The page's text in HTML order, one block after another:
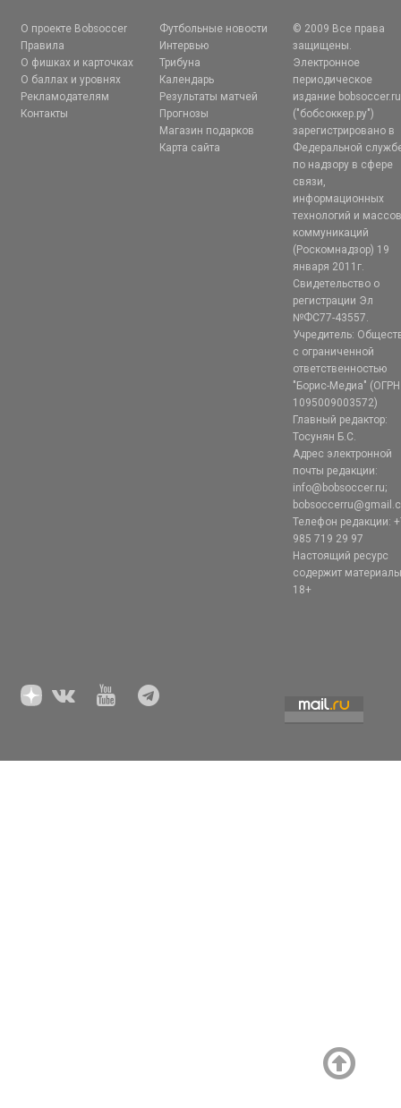
О проекте Bobsoccer
Правила
О фишках и карточках
О баллах и уровнях
Рекламодателям
Контакты
Футбольные новости
Интервью
Трибуна
Календарь
Результаты матчей
Прогнозы
Магазин подарков
Карта сайта
© 2009 Все права
защищены.
Электронное
периодическое
издание bobsoccer.ru
("бобсоккер.ру")
зарегистрировано в
Федеральной
по надзору в сфере
связи,
информационных
технологий и
коммуникаций
(Роскомнадзор) 19
января 2011г.
Свидетельство о
регистрации Эл
№ФС77-43557.
Учредитель:
с ограниченной
ответственностью
"Борис-Медиа" (ОГРН
1095009003572)
Главный редактор:
Тосунян Б.С.
Адрес электронной
почты редакции:
info@bobsoccer.ru;
Телефон редакции:
985 719 29 97
Настоящий ресурс
содержит
18+